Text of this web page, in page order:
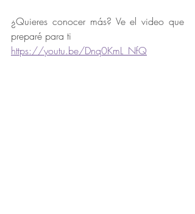
¿Quieres conocer más? Ve el video que
preparé para ti
https://youtu.be/Dnq0KmL_NfQ